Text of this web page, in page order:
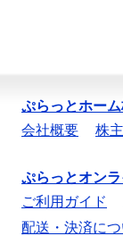
ぷらっとホー
会社概要
株
ぷらっとオン
ご利用ガイド
配送・決済につ